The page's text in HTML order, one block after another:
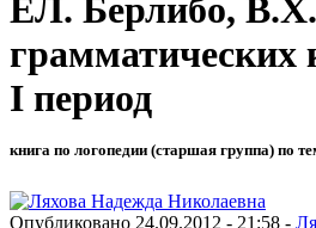
ЕЛ. Берлибо,
грамматических
I период
книга по логопедии (старшая группа) по
Опубликовано 24.09.2012 - 21:58 -